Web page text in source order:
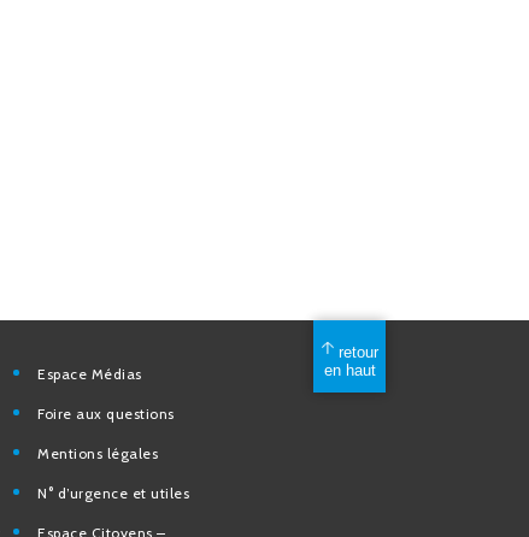
Espace Médias
Foire aux questions
Mentions légales
N° d’urgence et utiles
et de Espace Citoyens –